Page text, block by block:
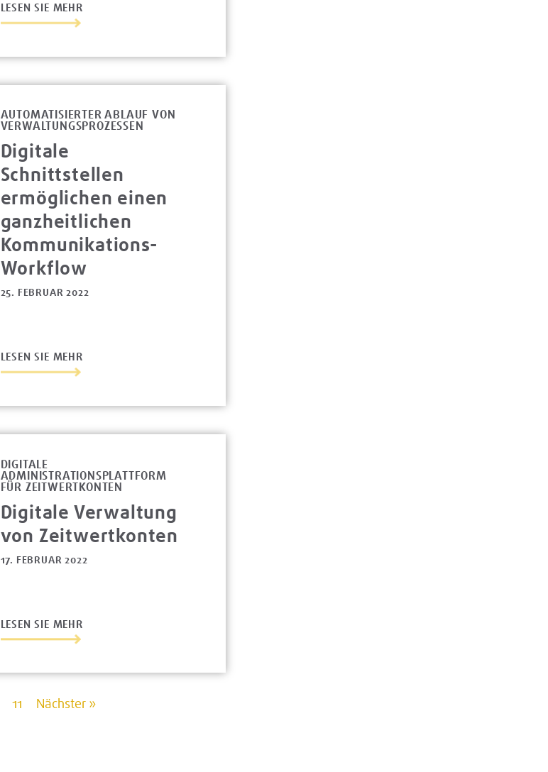
LESEN SIE MEHR
AUTOMATISIERTER ABLAUF VON
VERWALTUNGSPROZESSEN
Digitale
Schnittstellen
ermöglichen einen
ganzheitlichen
Kommunikations-
Workflow
25. FEBRUAR 2022
LESEN SIE MEHR
DIGITALE
ADMINISTRATIONSPLATTFORM
FÜR ZEITWERTKONTEN
Digitale Verwaltung
von Zeitwertkonten
17. FEBRUAR 2022
LESEN SIE MEHR
11 Nächster »